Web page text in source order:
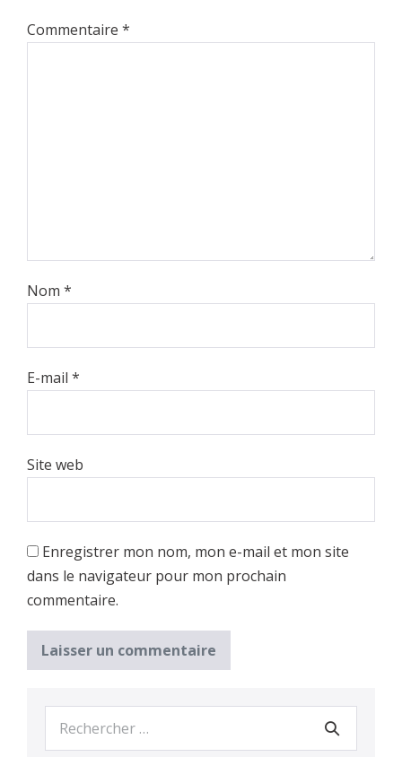
Commentaire *
Nom *
E-mail *
Site web
Enregistrer mon nom, mon e-mail et mon site
dans le navigateur pour mon prochain
commentaire.
pour :